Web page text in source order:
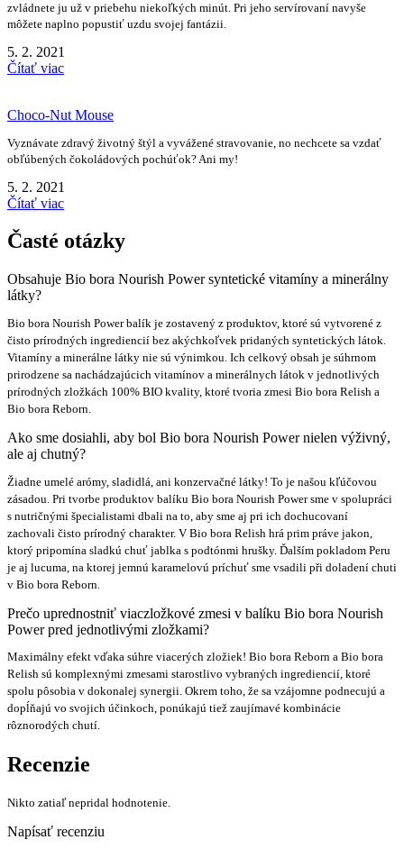
zvládnete ju už v priebehu niekoľkých minút. Pri jeho servírovaní navyše
môžete naplno popustiť uzdu svojej fantázii.
5. 2. 2021
Čítať viac
Choco-Nut Mouse
Vyznávate zdravý životný štýl a vyvážené stravovanie, no nechcete sa vzdať
obľúbených čokoládových pochúťok? Ani my!
5. 2. 2021
Čítať viac
Časté otázky
Obsahuje Bio bora Nourish Power syntetické vitamíny a minerálny
látky?
Bio bora Nourish Power balík je zostavený z produktov, ktoré sú vytvorené z
čisto prírodných ingrediencií bez akýchkoľvek pridaných syntetických látok.
Vitamíny a minerálne látky nie sú výnimkou. Ich celkový obsah je súhrnom
prirodzene sa nachádzajúcich vitamínov a minerálnych látok v jednotlivých
prírodných zložkách 100% BIO kvality, ktoré tvoria zmesi Bio bora Relish a
Bio bora Reborn.
Ako sme dosiahli, aby bol Bio bora Nourish Power nielen výživný,
ale aj chutný?
Žiadne umelé arómy, sladidlá, ani konzervačné látky! To je našou kľúčovou
zásadou. Pri tvorbe produktov balíku Bio bora Nourish Power sme v spolupráci
s nutričnými špecialistami dbali na to, aby sme aj pri ich dochucovaní
zachovali čisto prírodný charakter. V Bio bora Relish hrá prim práve jakon,
ktorý pripomína sladkú chuť jablka s podtónmi hrušky. Ďalším pokladom Peru
je aj lucuma, na ktorej jemnú karamelovú príchuť sme vsadili při doladení chuti
v Bio bora Reborn.
Prečo uprednostniť viaczložkové zmesi v balíku Bio bora Nourish
Power pred jednotlivými zložkami?
Maximálny efekt vďaka súhre viacerých zložiek! Bio bora Reborn a Bio bora
Relish sú komplexnými zmesami starostlivo vybraných ingrediencií, ktoré
spolu pôsobia v dokonalej synergii. Okrem toho, že sa vzájomne podnecujú a
dopĺňajú vo svojich účinkoch, ponúkajú tiež zaujímavé kombinácie
rôznorodých chutí.
Recenzie
Nikto zatiaľ nepridal hodnotenie.
Napísať recenziu